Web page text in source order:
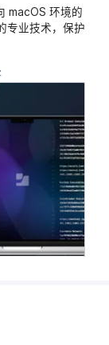
macOS 环境的
专业技术，保护